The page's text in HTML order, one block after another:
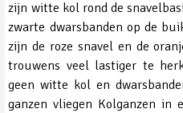
zijn witte kol rond de
zwarte dwarsbanden op de
zijn de roze snavel en de
trouwens veel lastiger te
geen witte kol en
ganzen vliegen Kolganzen in